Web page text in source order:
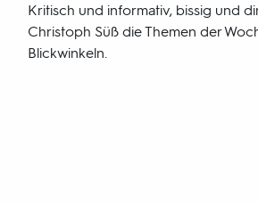
Kritisch und informativ, bissig und
Christoph Süß die Themen der
Blickwinkeln.